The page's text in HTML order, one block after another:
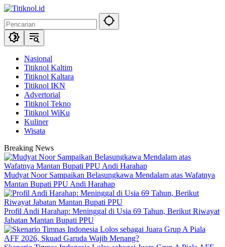
Langsung
konten
Nasional
Titiknol Kaltim
Titiknol Kaltara
Titiknol IKN
Advertorial
Titiknol Tekno
Titiknol WiKu
Kuliner
Wisata
Breaking News
Mudyat Noor Sampaikan Belasungkawa Mendalam atas Wafatnya
Mantan Bupati PPU Andi Harahap
Profil Andi Harahap: Meninggal di Usia 69 Tahun, Berikut Riwayat
Jabatan Mantan Bupati PPU